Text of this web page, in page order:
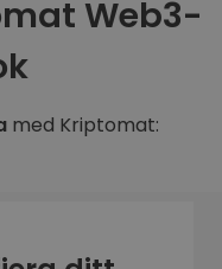
Web3-
med Kriptomat: